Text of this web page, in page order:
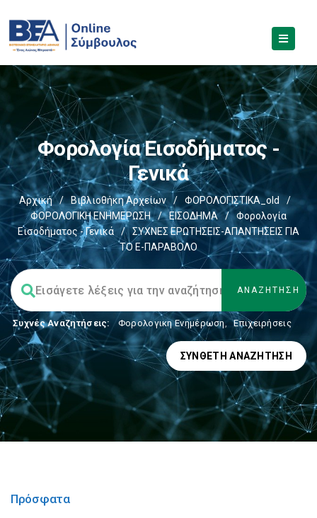
Φορολογία Εισοδήματος -
Γενικά
Αρχική / Βιβλιοθήκη Αρχείων / ΦΟΡΟΛΟΓΙΣΤΙΚΑ_old
/
ΦΟΡΟΛΟΓΙΚΗ ΕΝΗΜΕΡΩΣΗ
/ ΕΙΣΟΔΗΜΑ /
Φορολογία
Εισοδήματος - Γενικά
/
ΣΥΧΝΕΣ ΕΡΩΤΗΣΕΙΣ-ΑΠΑΝΤΗΣΕΙΣ ΓΙΑ
ΤΟ E-ΠΑΡΑΒΟΛΟ
Συχνές Αναζητήσεις: Φορολογικη Ενημέρωση, Επιχειρήσεις
ΣΎΝΘΕΤΗ ΑΝΑΖΉΤΗΣΗ
Πρόσφατα